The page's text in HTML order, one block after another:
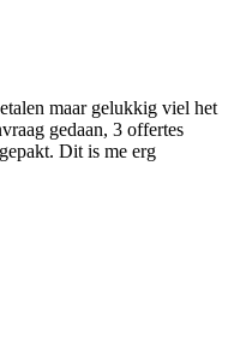
maar gelukkig viel het
gedaan, 3 offertes
Dit is me erg